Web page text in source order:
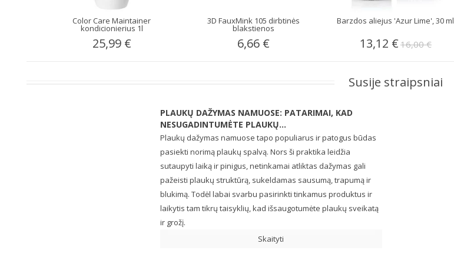
Color Care Maintainer
kondicionierius 1l
25,99 €
3D FauxMink 105 dirbtinės
blakstienos
6,66 €
Barzdos aliejus 'Azur Lime', 30 ml
13,12 € 16,00 €
Susije straipsniai
PLAUKŲ DAŽYMAS NAMUOSE: PATARIMAI, KAD
NESUGADINTUMĖTE PLAUKŲ...
Plaukų dažymas namuose tapo populiarus ir patogus būdas
pasiekti norimą plaukų spalvą. Nors ši praktika leidžia
sutaupyti laiką ir pinigus, netinkamai atliktas dažymas gali
pažeisti plaukų struktūrą, sukeldamas sausumą, trapumą ir
blukimą. Todėl labai svarbu pasirinkti tinkamus produktus ir
laikytis tam tikrų taisyklių, kad išsaugotumėte plaukų sveikatą
ir grožį.
Skaityti